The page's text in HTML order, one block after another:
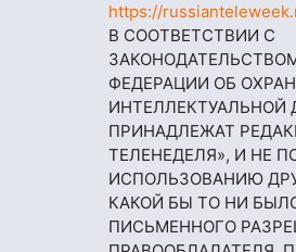
https://
В СООТВЕТСТВИИ С
ФЕДЕРАЦИИ ОБ
ИНТЕЛЛЕКТУАЛЬНОЙ
ПРИНАДЛЕЖАТ
ТЕЛЕНЕДЕЛЯ», И НЕ
ИСПОЛЬЗОВАНИЮ
КАКОЙ БЫ ТО НИ
ПИСЬМЕННОГО